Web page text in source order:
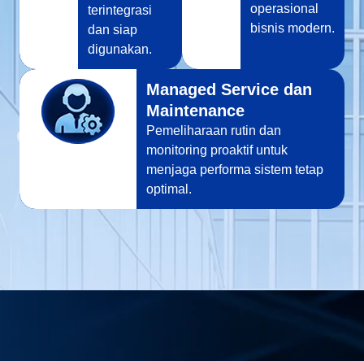
terintegrasi
dan siap
digunakan.
operasional
bisnis modern.
Managed Service dan
Maintenance
Pemeliharaan rutin dan
monitoring proaktif untuk
menjaga performa sistem tetap
optimal.